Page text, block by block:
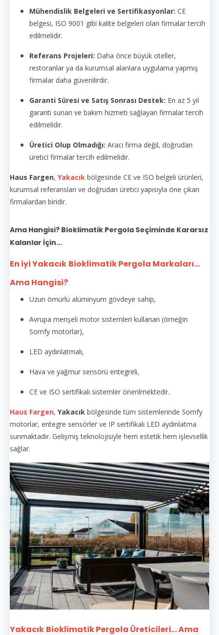
Mühendislik Belgeleri ve Sertifikasyonlar: CE
belgesi, ISO 9001 gibi kalite belgeleri olan firmalar tercih
edilmelidir.
Referans Projeleri: Daha önce büyük oteller,
restoranlar ya da kurumsal alanlara uygulama yapmış
firmalar daha güvenilirdir.
Garanti Süresi ve Satış Sonrası Destek: En az 5 yıl
garanti sunan ve bakım hizmeti sağlayan firmalar tercih
edilmelidir.
Üretici Olup Olmadığı: Aracı firma değil, doğrudan
üretici firmalar tercih edilmelidir.
Haus Fargen, Yakacık bölgesinde CE ve ISO belgeli ürünleri,
kurumsal referansları ve doğrudan üretici yapısıyla öne çıkan
firmalardan biridir.
Ama Hangisi? Bioklimatik Pergola Seçiminde Kararsız
Kalanlar İçin...
En iyi Yakacık Bioklimatik Pergola Markaları...
Ama Hangisi?
Uzun ömürlü alüminyum gövdeye sahip,
Avrupa menşeli motor sistemleri kullanan (örneğin
Somfy motorlar),
LED aydınlatmalı,
Hava ve yağmur sensörü entegreli,
CE ve ISO sertifikalı sistemler önerilmektedir.
Haus Fargen, Yakacık bölgesinde tüm sistemlerinde Somfy
motorlar, entegre sensörler ve IP sertifikalı LED aydınlatma
sunmaktadır. Gelişmiş teknolojisiyle hem estetik hem işlevsellik
sağlar.
Yakacık Bioklimatik Pergola Üreticileri... Ama